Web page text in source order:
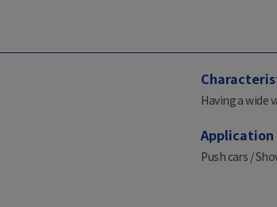
Having a wide
Application
Push cars /